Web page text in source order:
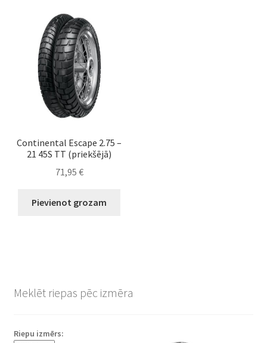
Continental Escape 2.75 –
21 45S TT (priekšējā)
71,95 €
Pievienot grozam
Meklēt riepas pēc izmēra
Riepu izmērs: